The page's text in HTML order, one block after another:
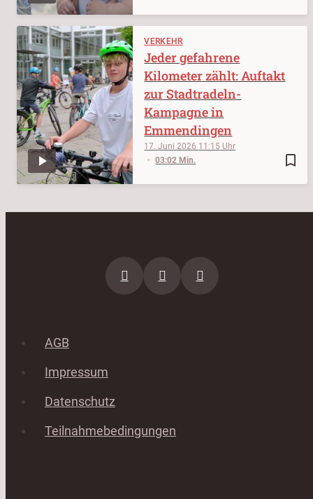
VERKEHR
bookmark_border
17. Juni 2026 11:15
03:02 Min.
Jeder gefahrene
Kilometer zählt: Auftakt
zur Stadtradeln-
Kampagne in
Emmendingen
AGB
Impressum
Datenschutz
Teilnahmebedingungen